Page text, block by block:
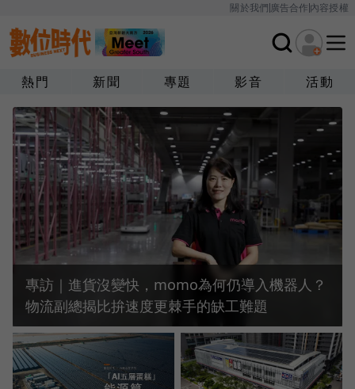
關於我們廣告合作內容授權
熱門 新聞 專題 影音 活動
專訪｜進貨沒變快，momo為何仍導入機器人？
物流副總揭比拚速度更棘手的缺工難題